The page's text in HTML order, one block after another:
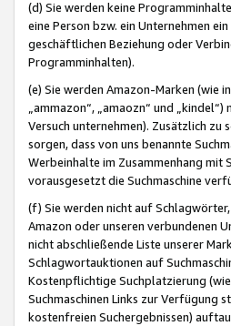
(d) Sie werden keine
eine Person bzw. ein Unternehmen
geschäftlichen Beziehung oder
Programminhalten).
(e) Sie werden Amazon-Marken (wie
„ammazon“, „amaozn“ und
Versuch unternehmen). Zusätzlich
sorgen, dass von uns benannte
Werbeinhalte im Zusammenhang mit
vorausgesetzt die Suchmaschine
(f) Sie werden nicht auf
Amazon oder unseren verbundenen
nicht abschließende Liste unserer
Schlagwortauktionen auf
Kostenpflichtige Suchplatzierung
Suchmaschinen Links zur Verfügung
kostenfreien Suchergebnissen)